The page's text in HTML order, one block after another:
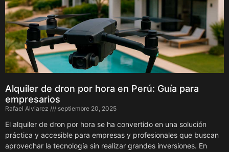
Alquiler de dron por hora en Perú: Guía para
empresarios
Rafael Alviarez septiembre 20, 2025
El alquiler de dron por hora se ha convertido en una solución
práctica y accesible para empresas y profesionales que buscan
aprovechar la tecnología sin realizar grandes inversiones. En